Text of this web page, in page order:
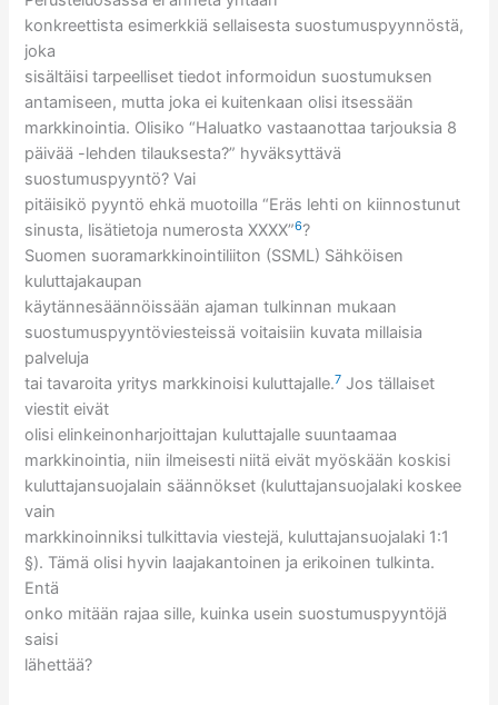
konkreettista esimerkkiä sellaisesta suostumuspyynnöstä,
joka
sisältäisi tarpeelliset tiedot informoidun suostumuksen
antamiseen, mutta joka ei kuitenkaan olisi itsessään
markkinointia. Olisiko “Haluatko vastaanottaa tarjouksia 8
päivää -lehden tilauksesta?” hyväksyttävä
suostumuspyyntö? Vai
pitäisikö pyyntö ehkä muotoilla “Eräs lehti on kiinnostunut
sinusta, lisätietoja numerosta XXXX”6?
Suomen suoramarkkinointiliiton (SSML) Sähköisen
kuluttajakaupan
käytännesäännöissään ajaman tulkinnan mukaan
suostumuspyyntöviesteissä voitaisiin kuvata millaisia
palveluja
tai tavaroita yritys markkinoisi kuluttajalle.7 Jos tällaiset
viestit eivät
olisi elinkeinonharjoittajan kuluttajalle suuntaamaa
markkinointia, niin ilmeisesti niitä eivät myöskään koskisi
kuluttajansuojalain säännökset (kuluttajansuojalaki koskee
vain
markkinoinniksi tulkittavia viestejä, kuluttajansuojalaki 1:1
§). Tämä olisi hyvin laajakantoinen ja erikoinen tulkinta.
Entä
onko mitään rajaa sille, kuinka usein suostumuspyyntöjä
saisi
lähettää?